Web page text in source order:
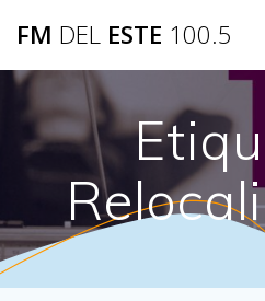
FM DEL ESTE 100.5